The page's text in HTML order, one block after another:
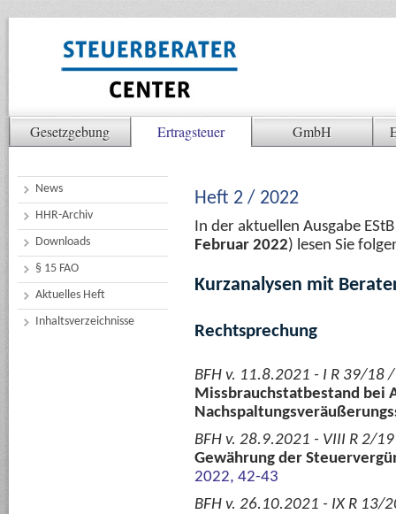
Gesetzgebung Ertragsteuer GmbH
News
HHR-Archiv
Downloads
§ 15 FAO
Aktuelles Heft
Inhaltsverzeichnisse
Heft 2 / 2022
In der aktuellen Ausgabe
Februar 2022) lesen Sie
Kurzanalysen mit
Rechtsprechung
BFH v. 11.8.2021 - I R 39/18
Missbrauchstatbestand bei
BFH v. 28.9.2021 - VIII R 2/
Gewährung der
2022, 42-43
BFH v. 26.10.2021 - IX R 13/